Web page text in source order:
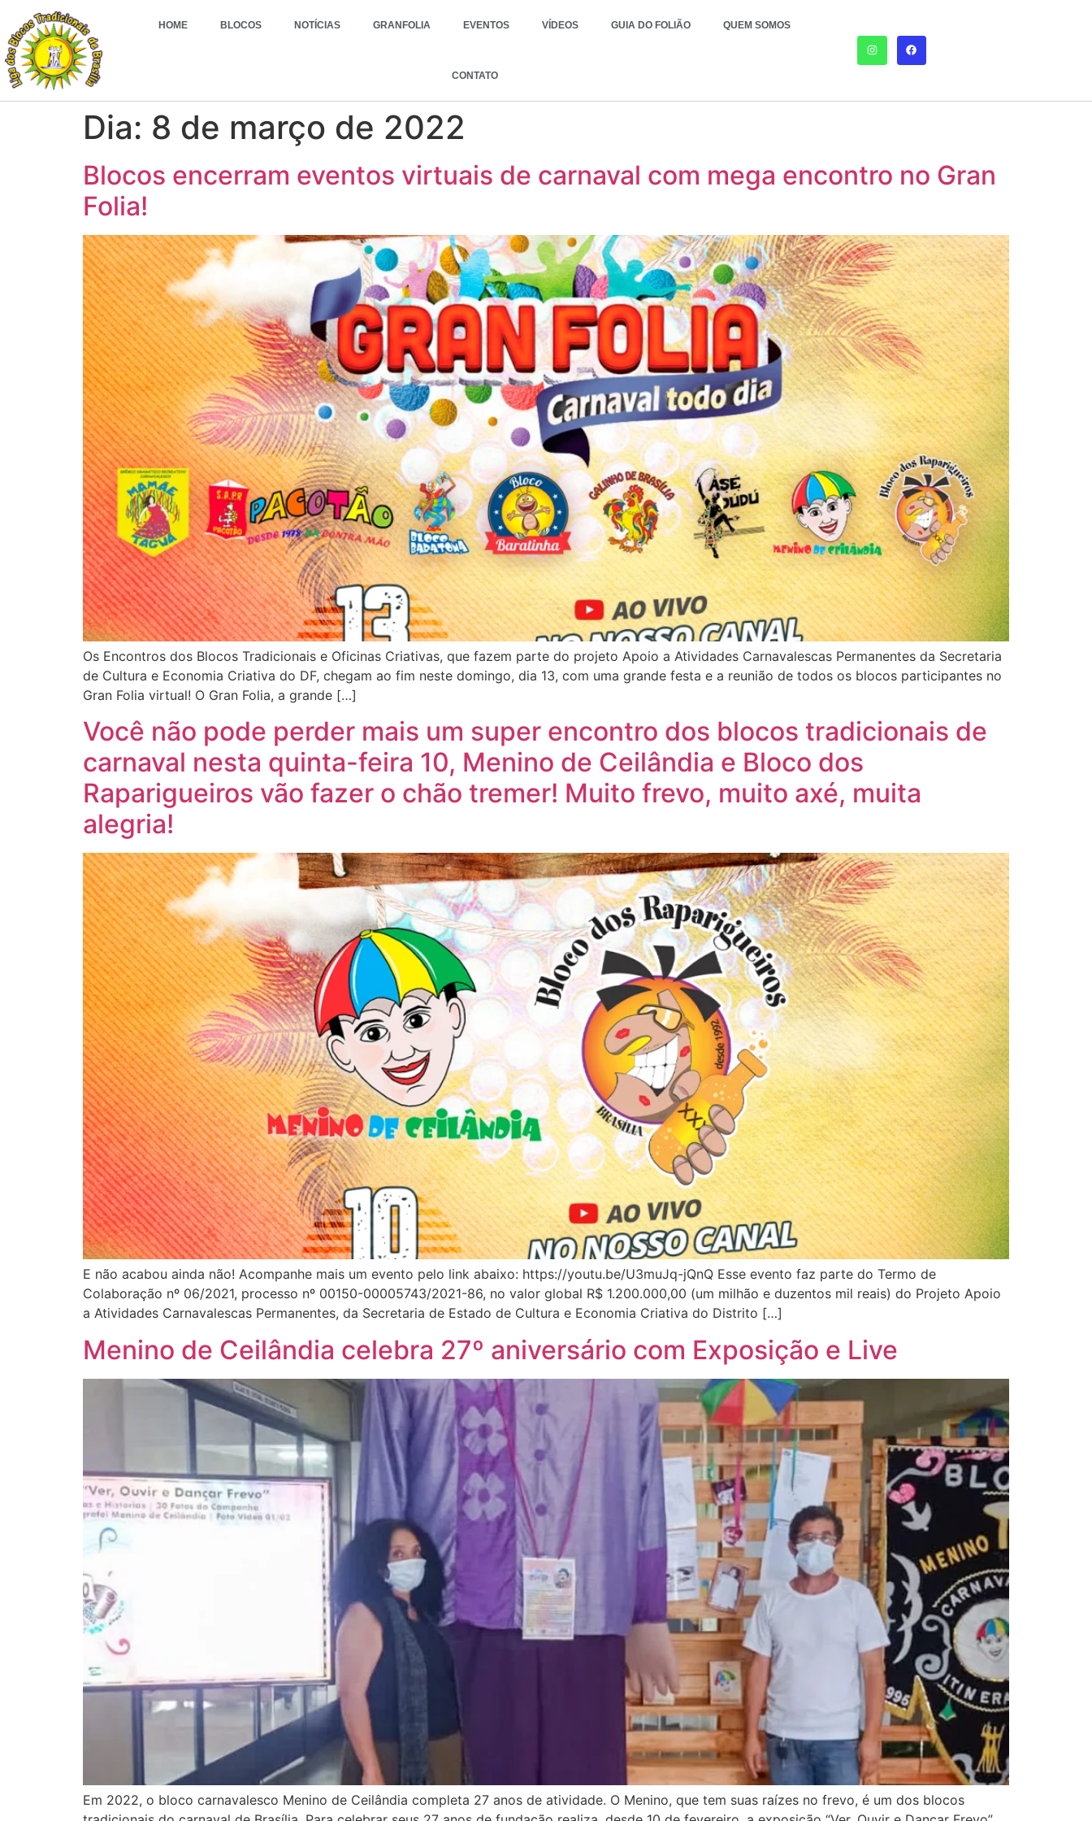
HOME BLOCOS NOTÍCIAS GRANFOLIA EVENTOS VÍDEOS GUIA DO FOLIÃO QUEM SOMOS
CONTATO
Dia: 8 de março de 2022
Blocos encerram eventos virtuais de carnaval com mega encontro no Gran
Folia!
Os Encontros dos Blocos Tradicionais e Oficinas Criativas, que fazem parte do projeto Apoio a Atividades Carnavalescas Permanentes da Secretaria
de Cultura e Economia Criativa do DF, chegam ao fim neste domingo, dia 13, com uma grande festa e a reunião de todos os blocos participantes no
Gran Folia virtual! O Gran Folia, a grande […]
Você não pode perder mais um super encontro dos blocos tradicionais de
carnaval nesta quinta-feira 10, Menino de Ceilândia e Bloco dos
Raparigueiros vão fazer o chão tremer! Muito frevo, muito axé, muita
alegria!
E não acabou ainda não! Acompanhe mais um evento pelo link abaixo: https://youtu.be/U3muJq-jQnQ Esse evento faz parte do Termo de
Colaboração nº 06/2021, processo nº 00150-00005743/2021-86, no valor global R$ 1.200.000,00 (um milhão e duzentos mil reais) do Projeto Apoio
a Atividades Carnavalescas Permanentes, da Secretaria de Estado de Cultura e Economia Criativa do Distrito […]
Menino de Ceilândia celebra 27º aniversário com Exposição e Live
Em 2022, o bloco carnavalesco Menino de Ceilândia completa 27 anos de atividade. O Menino, que tem suas raízes no frevo, é um dos blocos